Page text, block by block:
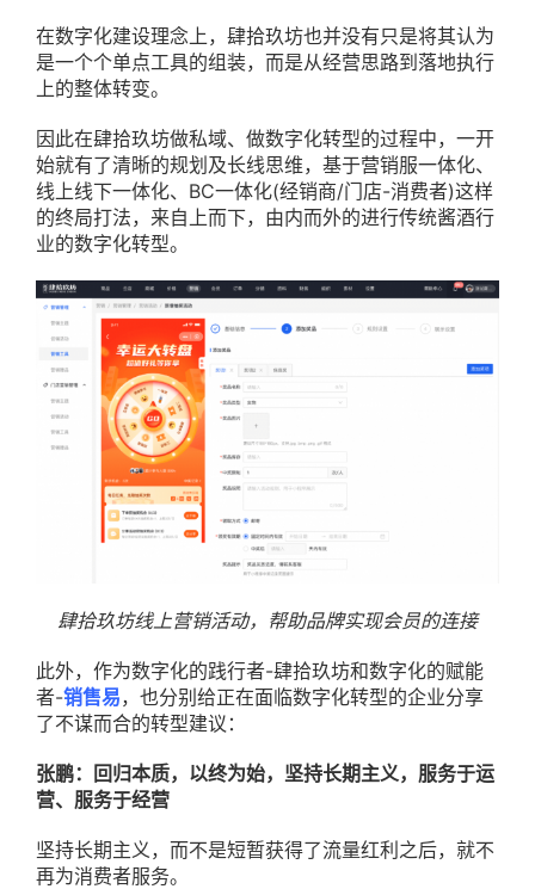
在数字化建设理念上，肆拾玖坊也并没有只是将其认为
是一个个单点工具的组装，而是从经营思路到落地执行
上的整体转变。
因此在肆拾玖坊做私域、做数字化转型的过程中，一开
始就有了清晰的规划及长线思维，基于营销服一体化、
线上线下一体化、BC一体化(经销商/门店-消费者)这样
的终局打法，来自上而下，由内而外的进行传统酱酒行
业的数字化转型。
肆拾玖坊线上营销活动，帮助品牌实现会员的连接
此外，作为数字化的践行者-肆拾玖坊和数字化的赋能
者-销售易，也分别给正在面临数字化转型的企业分享
了不谋而合的转型建议：
张鹏：回归本质，以终为始，坚持长期主义，服务于运
营、服务于经营
坚持长期主义，而不是短暂获得了流量红利之后，就不
再为消费者服务。